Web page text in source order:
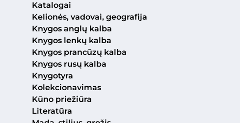
Katalogai
Kelionės, vadovai, geografija
Knygos anglų kalba
Knygos lenkų kalba
Knygos prancūzų kalba
Knygos rusų kalba
Knygotyra
Kolekcionavimas
Kūno priežiūra
Literatūra